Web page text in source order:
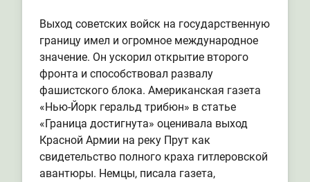
Выход советских войск на государственную
границу имел и огромное международное
значение. Он ускорил открытие второго
фронта и способствовал развалу
фашистского блока. Американская газета
«Нью-Йорк геральд трибюн» в статье
«Граница достигнута» оценивала выход
Красной Армии на реку Прут как
свидетельство полного краха гитлеровской
авантюры. Немцы, писала газета,